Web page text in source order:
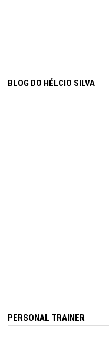
BLOG DO HÉLCIO SILVA
PERSONAL TRAINER